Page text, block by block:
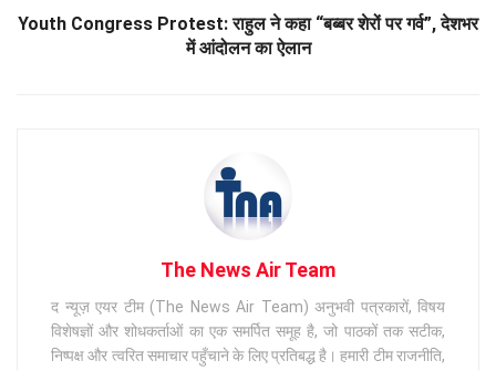
Youth Congress Protest: राहुल ने कहा “बब्बर शेरों पर गर्व”, देशभर
में आंदोलन का ऐलान
The News Air Team
द न्यूज़ एयर टीम (The News Air Team) अनुभवी पत्रकारों, विषय
विशेषज्ञों और शोधकर्ताओं का एक समर्पित समूह है, जो पाठकों तक सटीक,
निष्पक्ष और त्वरित समाचार पहुँचाने के लिए प्रतिबद्ध है। हमारी टीम राजनीति,